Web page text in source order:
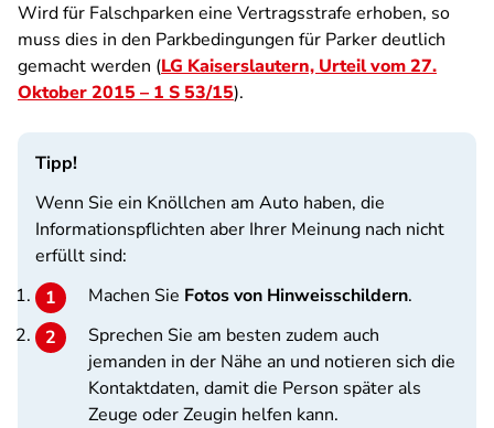
Wird für Falschparken eine Vertragsstrafe erhoben, so
muss dies in den Parkbedingungen für Parker deutlich
gemacht werden (LG Kaiserslautern, Urteil vom 27.
Oktober 2015 – 1 S 53/15).
Tipp!
Wenn Sie ein Knöllchen am Auto haben, die
Informationspflichten aber Ihrer Meinung nach nicht
erfüllt sind:
Machen Sie Fotos von Hinweisschildern.
Sprechen Sie am besten zudem auch
jemanden in der Nähe an und notieren sich die
Kontaktdaten, damit die Person später als
Zeuge oder Zeugin helfen kann.